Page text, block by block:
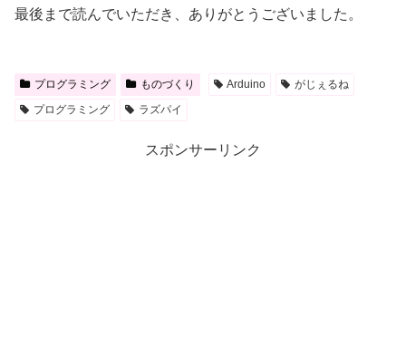
最後まで読んでいただき、ありがとうございました。
プログラミング ものづくり Arduino
がじぇるね
プログラミング
ラズパイ
スポンサーリンク